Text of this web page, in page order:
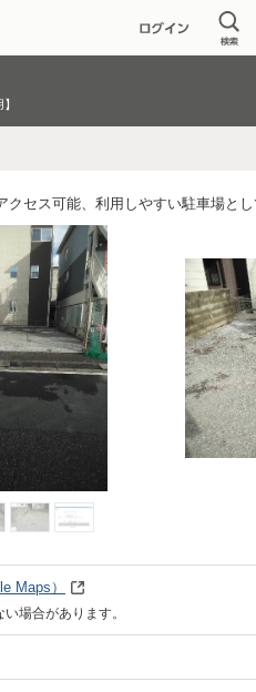
セス可能、利用しやすい駐車場とし
Maps）
場合があります。